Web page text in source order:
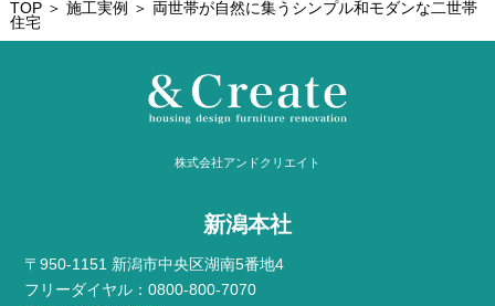
TOP＞ 施工実例
＞ 両世帯が自然に集うシンプル和モダンな二世帯
住宅
株式会社アンドクリエイト
新潟本社
〒950-1151 新潟市中央区湖南5番地4
フリーダイヤル：0800-800-7070